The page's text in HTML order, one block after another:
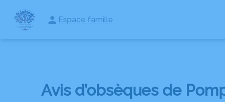
Espace famille
NOS SERVICES NOTRE AGENCE
Avis d’obsèques de